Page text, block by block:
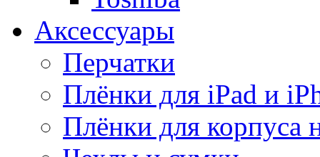
Аксессуары
Перчатки
Плёнки для iPad и
Плёнки для корпуса